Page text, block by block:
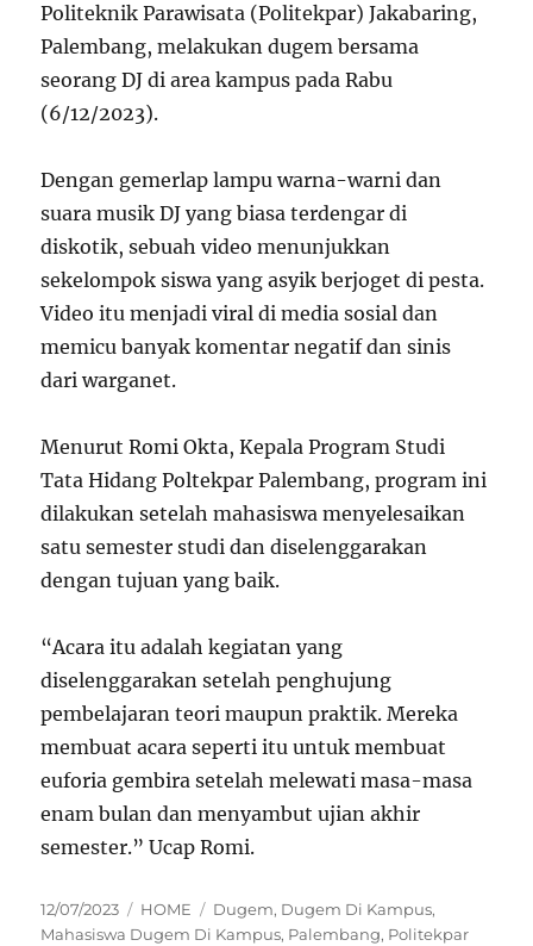
Politeknik Parawisata (Politekpar) Jakabaring,
Palembang, melakukan dugem bersama
seorang DJ di area kampus pada Rabu
(6/12/2023).
Dengan gemerlap lampu warna-warni dan
suara musik DJ yang biasa terdengar di
diskotik, sebuah video menunjukkan
sekelompok siswa yang asyik berjoget di pesta.
Video itu menjadi viral di media sosial dan
memicu banyak komentar negatif dan sinis
dari warganet.
Menurut Romi Okta, Kepala Program Studi
Tata Hidang Poltekpar Palembang, program ini
dilakukan setelah mahasiswa menyelesaikan
satu semester studi dan diselenggarakan
dengan tujuan yang baik.
“Acara itu adalah kegiatan yang
diselenggarakan setelah penghujung
pembelajaran teori maupun praktik. Mereka
membuat acara seperti itu untuk membuat
euforia gembira setelah melewati masa-masa
enam bulan dan menyambut ujian akhir
semester.” Ucap Romi.
Posted
on
12/07/2023 Categories
HOME Tags
Dugem, Dugem Di Kampus,
Mahasiswa Dugem Di Kampus, Palembang, Politekpar